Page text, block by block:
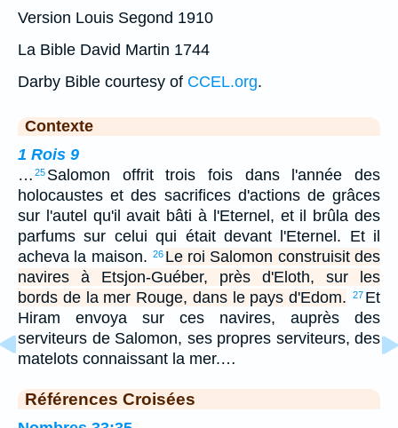
Version Louis Segond 1910
La Bible David Martin 1744
Darby Bible courtesy of CCEL.org.
Contexte
1 Rois 9
… 25 Salomon offrit trois fois dans l'année des
holocaustes et des sacrifices d'actions de grâces
sur l'autel qu'il avait bâti à l'Eternel, et il brûla des
parfums sur celui qui était devant l'Eternel. Et il
acheva la maison. 26 Le roi Salomon construisit des
navires à Etsjon-Guéber, près d'Eloth, sur les
bords de la mer Rouge, dans le pays d'Edom.
27 Et
Hiram envoya sur ces navires, auprès des
serviteurs de Salomon, ses propres serviteurs, des
matelots connaissant la mer.…
Références Croisées